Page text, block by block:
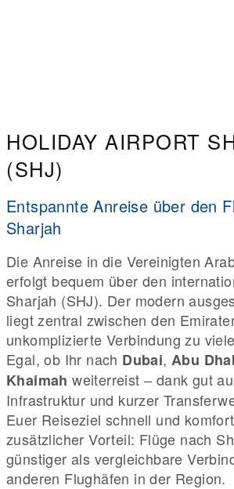
HOLIDAY AIRPORT
(SHJ)
Entspannte Anreise über den
Sharjah
Die Anreise in die Vereinigten
erfolgt bequem über den
Sharjah (SHJ). Der modern
liegt zentral zwischen den
unkomplizierte Verbindung zu
Egal, ob Ihr nach Dubai, Abu
Khaimah weiterreist – dank gut
Infrastruktur und kurzer
Euer Reiseziel schnell und
zusätzlicher Vorteil: Flüge nach
günstiger als vergleichbare
anderen Flughäfen in der Region.